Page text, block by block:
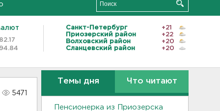
82.17
94.84
Санкт-Петербург
+21
Приозерский район
+22
Волховский район
+20
Сланцевский район
+20
5471
Темы дня Что читают
Пенсионерка из Приозерска